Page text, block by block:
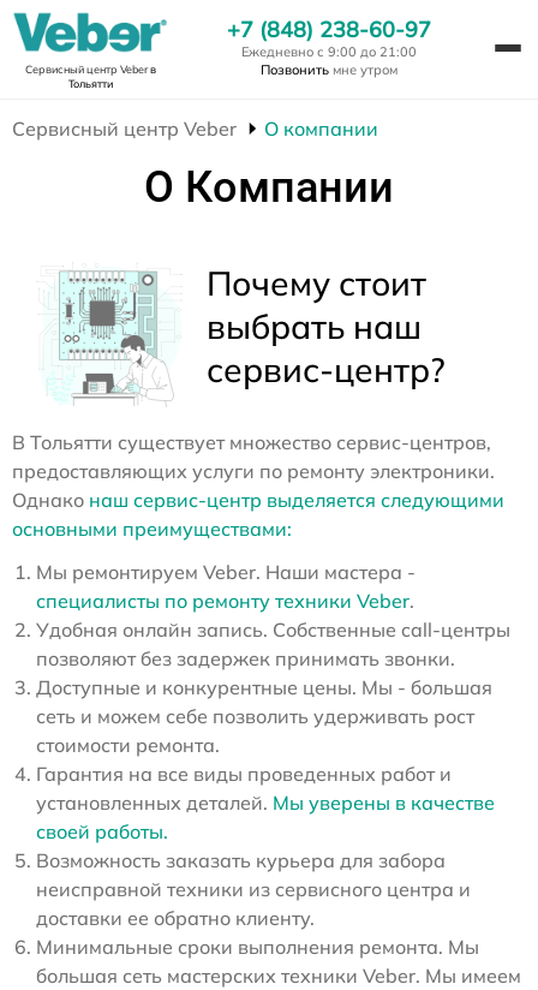
Сервисный центр Veberв
Тольятти
+7 (848) 238-60-97
Ежедневно с 9:00 до 21:00
Позвонить мне утром
Сервисный центр Veber О компании
О Компании
Почему стоит
выбрать наш
сервис-центр?
В Тольятти существует множество сервис-центров,
предоставляющих услуги по ремонту электроники.
Однако наш сервис-центр выделяется следующими
основными преимуществами:
Мы ремонтируем Veber. Наши мастера -
специалисты по ремонту техники Veber.
Удобная онлайн запись. Собственные call-центры
позволяют без задержек принимать звонки.
Доступные и конкурентные цены. Мы - большая
сеть и можем себе позволить удерживать рост
стоимости ремонта.
Гарантия на все виды проведенных работ и
установленных деталей. Мы уверены в качестве
своей работы.
Возможность заказать курьера для забора
неисправной техники из сервисного центра и
доставки ее обратно клиенту.
Минимальные сроки выполнения ремонта. Мы
большая сеть мастерских техники Veber. Мы имеем